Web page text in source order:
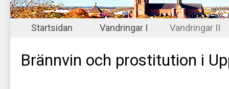
Startsidan Vandringar I Vandringar II
Brännvin och prostitution i